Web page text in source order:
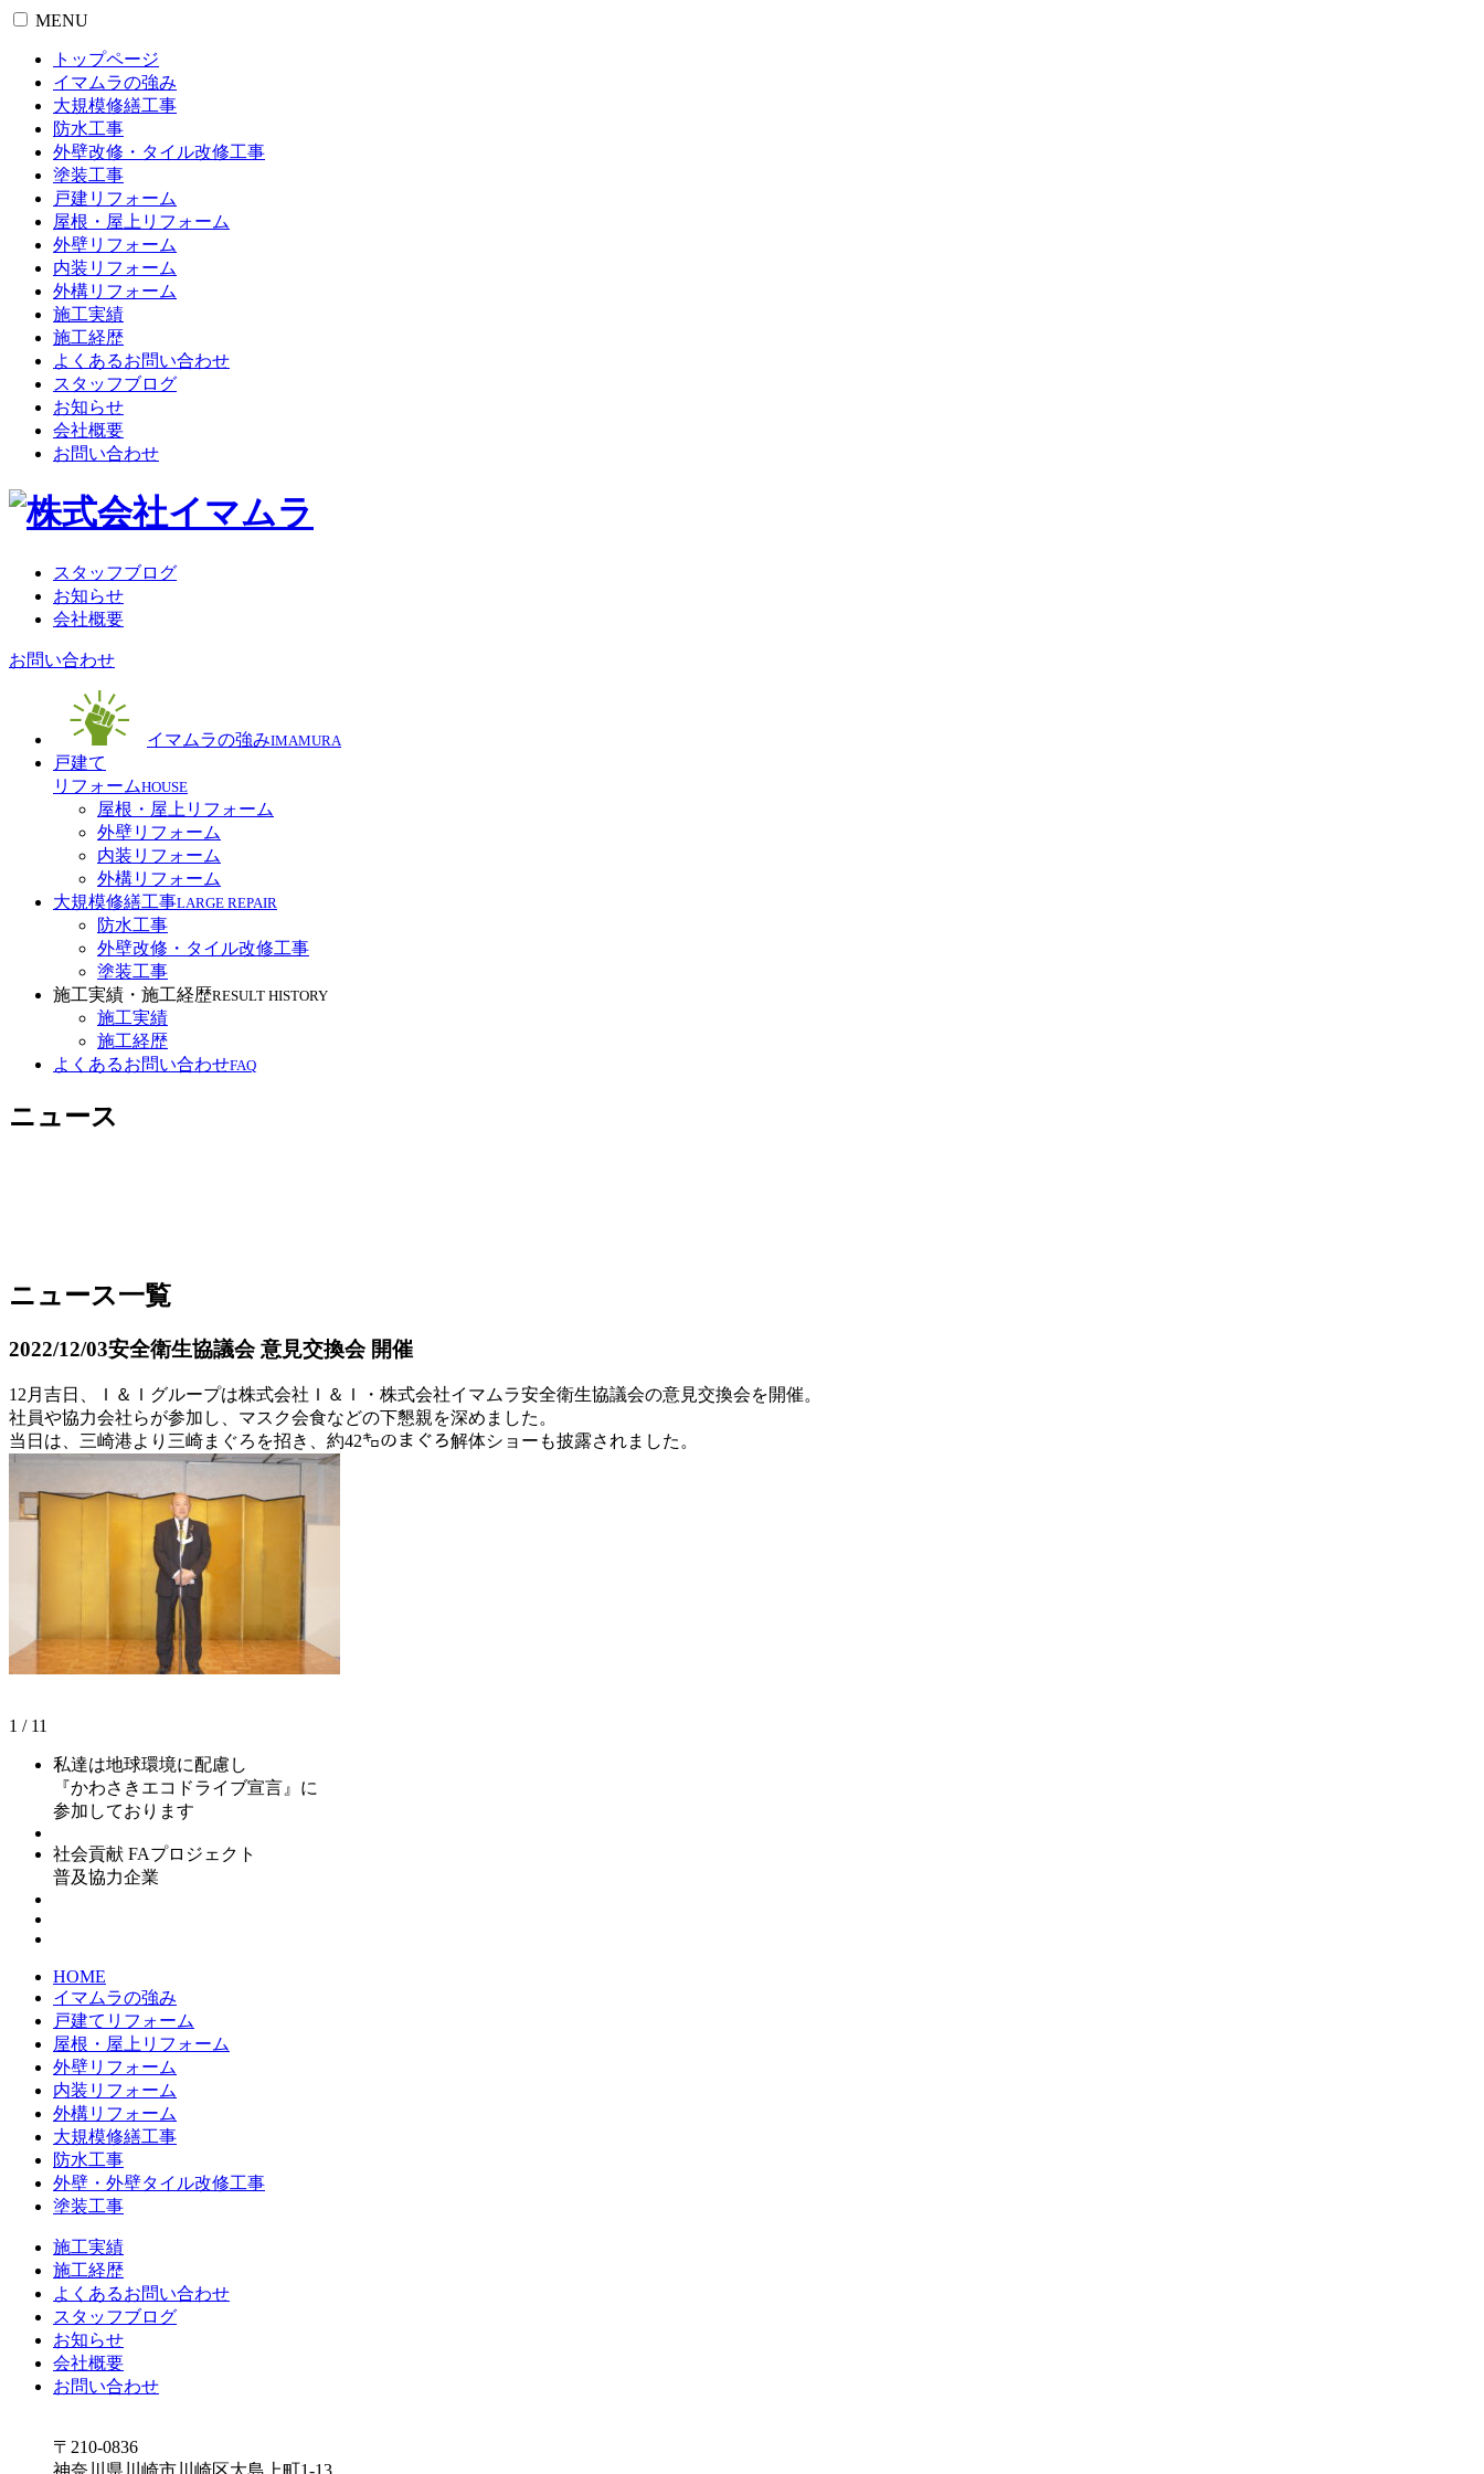
MENU
トップページ
イマムラの強み
大規模修繕工事
防水工事
外壁改修・タイル改修工事
塗装工事
戸建リフォーム
屋根・屋上リフォーム
外壁リフォーム
内装リフォーム
外構リフォーム
施工実績
施工経歴
よくあるお問い合わせ
スタッフブログ
お知らせ
会社概要
お問い合わせ
スタッフブログ
お知らせ
会社概要
お問い合わせ
イマムラの強みIMAMURA
戸建て
リフォームHOUSE
屋根・屋上リフォーム
外壁リフォーム
内装リフォーム
外構リフォーム
大規模修繕工事LARGE REPAIR
防水工事
外壁改修・タイル改修工事
塗装工事
施工実績・施工経歴RESULT HISTORY
施工実績
施工経歴
よくあるお問い合わせFAQ
ニュース
ニュース一覧
2022/12/03安全衛生協議会 意見交換会 開催
12月吉日、Ｉ＆Ｉグループは株式会社Ｉ＆Ｉ・株式会社イマムラ安全衛生協議会の意見交換会を開催。
社員や協力会社らが参加し、マスク会食などの下懇親を深めました。
当日は、三崎港より三崎まぐろを招き、約42㌔のまぐろ解体ショーも披露されました。
1 / 11
私達は地球環境に配慮し
『かわさきエコドライブ宣言』に
参加しております
社会貢献 FAプロジェクト
普及協力企業
HOME
イマムラの強み
戸建てリフォーム
屋根・屋上リフォーム
外壁リフォーム
内装リフォーム
外構リフォーム
大規模修繕工事
防水工事
外壁・外壁タイル改修工事
塗装工事
施工実績
施工経歴
よくあるお問い合わせ
スタッフブログ
お知らせ
会社概要
お問い合わせ
〒210-0836